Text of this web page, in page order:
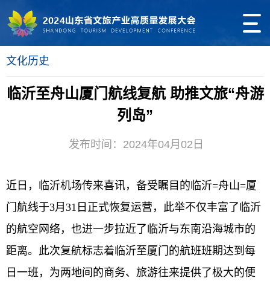
文化历史
临沂至舟山厦门航线复航 助推文旅“舟游
列岛”
发布时间：2024年04月02日
近日，临沂机场传来喜讯，备受瞩目的临沂=舟山=厦
门航线于3月31日正式恢复运营，此举不仅丰富了临沂
的航空网络，也进一步拉近了临沂与东南沿海城市的
距离。此次复航标志着临沂至厦门的航班班期达到每
日一班，为两地间的商务、旅游往来提供了极大的便